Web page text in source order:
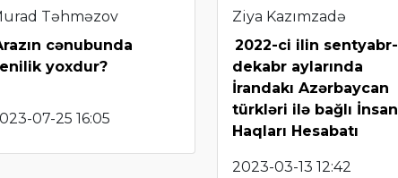
Təhməzov
cənubunda
yoxdur?
07-25 16:05
Ziya Kazımzadə
2022-ci ilin sentyabr-
dekabr aylarında
İrandakı Azərbaycan
türkləri ilə bağlı İnsan
Haqları Hesabatı
2023-03-13 12:42